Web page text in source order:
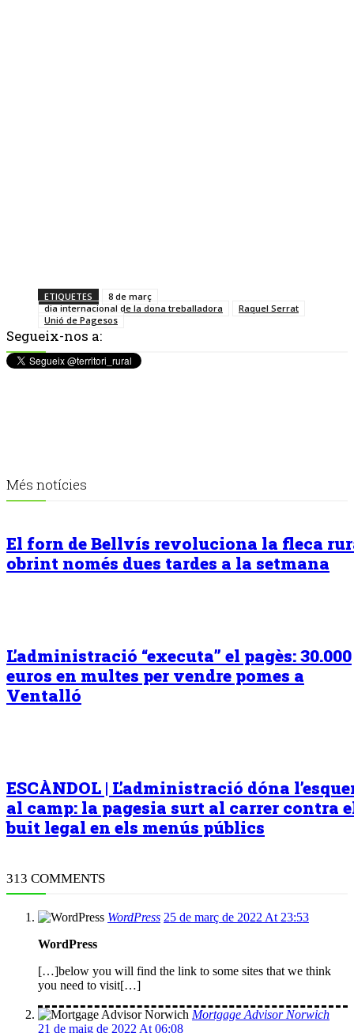
ETIQUETES
8 de març
dia internacional de la dona treballadora
Raquel Serrat
Unió de Pagesos
Segueix-nos a:
Més notícies
El forn de Bellvís revoluciona la fleca
obrint només dues tardes a la setmana
L’administració “executa” el pagès: 30.000
euros en multes per vendre pomes a
Ventalló
ESCÀNDOL | L’administració dóna
al camp: la pagesia surt al carrer contra
buit legal en els menús públics
313 COMMENTS
WordPress 25 de març de 2022 At 23:53
WordPress
[…]below you will find the link to some sites that we think
you need to visit[…]
Mortgage Advisor Norwich
21 de maig de 2022 At 06:08